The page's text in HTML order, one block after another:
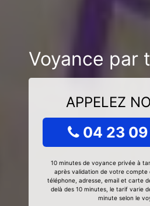
Voyance par
APPELEZ
04 23
10 minutes de voyance privée à
après validation de votre compte
téléphone, adresse, email et carte
delà des 10 minutes, le tarif varie
minute selon le